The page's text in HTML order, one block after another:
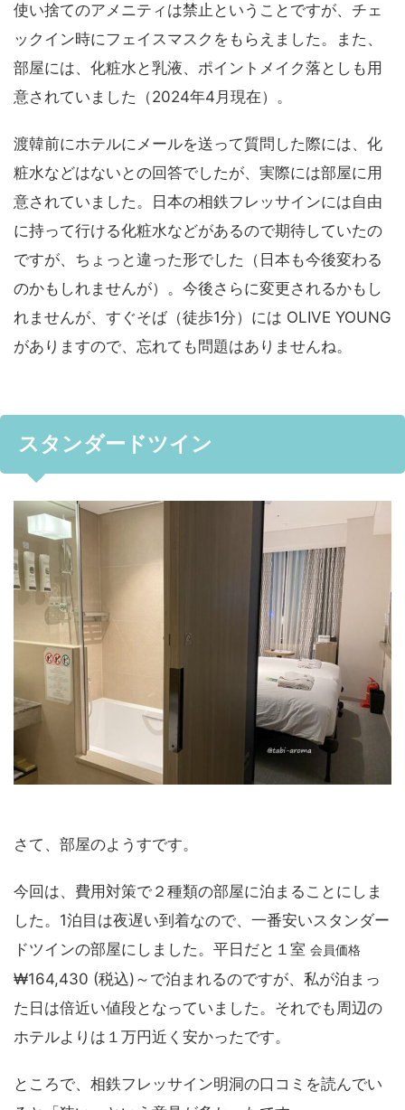
使い捨てのアメニティは禁止ということですが、チェ
ックイン時にフェイスマスクをもらえました。また、
部屋には、化粧水と乳液、ポイントメイク落としも用
意されていました（2024年4月現在）。
渡韓前にホテルにメールを送って質問した際には、化
粧水などはないとの回答でしたが、実際には部屋に用
意されていました。日本の相鉄フレッサインには自由
に持って行ける化粧水などがあるので期待していたの
ですが、ちょっと違った形でした（日本も今後変わる
のかもしれませんが）。今後さらに変更されるかもし
れませんが、すぐそば（徒歩1分）には OLIVE YOUNG
がありますので、忘れても問題はありませんね。
スタンダードツイン
さて、部屋のようすです。
今回は、費用対策で２種類の部屋に泊まることにしま
した。1泊目は夜遅い到着なので、一番安いスタンダー
ドツインの部屋にしました。平日だと１室 会員価格
₩164,430 (税込)～で泊まれるのですが、私が泊まっ
た日は倍近い値段となっていました。それでも周辺の
ホテルよりは１万円近く安かったです。
ところで、相鉄フレッサイン明洞の口コミを読んでい